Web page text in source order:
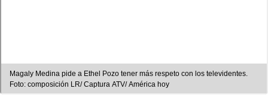
Magaly Medina pide a Ethel Pozo tener más respeto con los televidentes.
Foto: composición LR/ Captura ATV/ América hoy